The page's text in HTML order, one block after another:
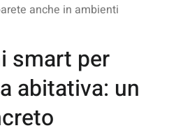
anche in ambienti
smart per
abitativa: un